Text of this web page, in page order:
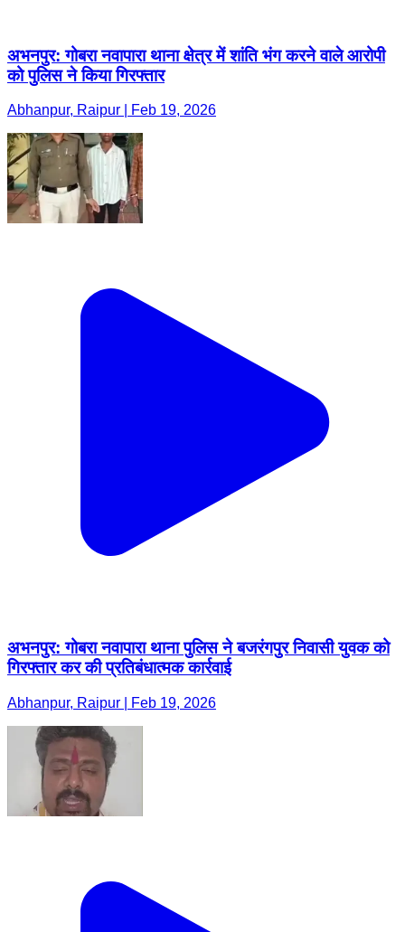
अभनपुर: गोबरा नवापारा थाना क्षेत्र में शांति भंग करने वाले आरोपी
को पुलिस ने किया गिरफ्तार
Abhanpur, Raipur | Feb 19, 2026
अभनपुर: गोबरा नवापारा थाना पुलिस ने बजरंगपुर निवासी युवक को
गिरफ्तार कर की प्रतिबंधात्मक कार्रवाई
Abhanpur, Raipur | Feb 19, 2026